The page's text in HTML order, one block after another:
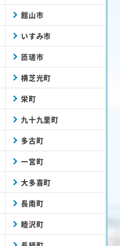
館山市
いすみ市
匝瑳市
横芝光町
栄町
九十九里町
多古町
一宮町
大多喜町
長南町
睦沢町